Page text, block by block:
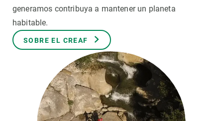
generamos contribuya a mantener un planeta
habitable.
SOBRE EL CREAF
ÚNETE A NOSOTROS
PARTICIPA
NOTICIAS Y AGENDA